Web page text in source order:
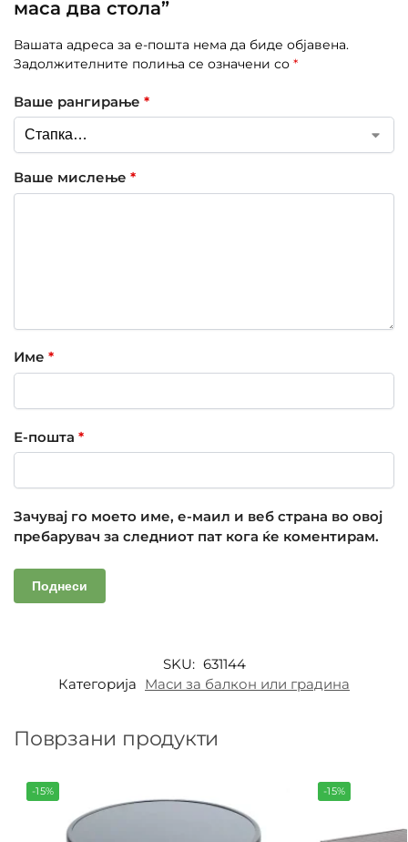
маса два стола”
Вашата адреса за е-пошта нема да биде објавена.
Задолжителните полиња се означени со *
Ваше рангирање *
Ваше мислење *
Име *
Е-пошта *
Зачувај го моето име, е-маил и веб страна во овој
пребарувач за следниот пат кога ќе коментирам.
SKU: 631144
Категорија Маси за балкон или градина
Поврзани продукти
-15% -15%